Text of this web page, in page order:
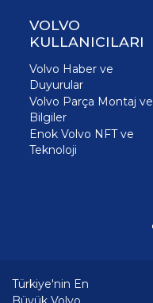
VOLVO
KULLANICILARI
Volvo Haber ve
Duyurular
Volvo Parça Montaj ve
Bilgiler
Enok Volvo NFT ve
Teknoloji
Türkiye'nin En